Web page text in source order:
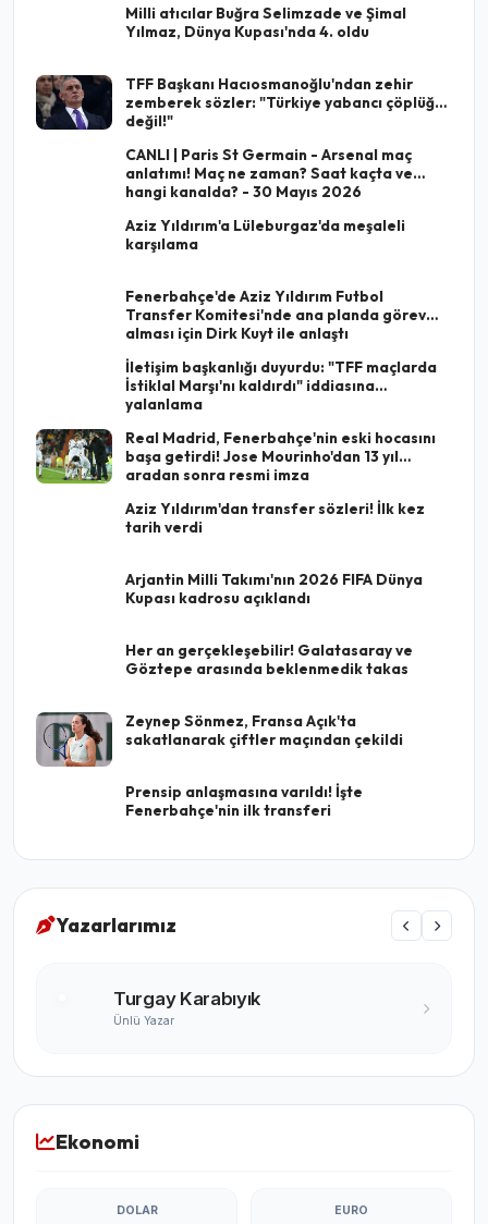
Milli atıcılar Buğra Selimzade ve Şimal
Yılmaz, Dünya Kupası'nda 4. oldu
TFF Başkanı Hacıosmanoğlu'ndan zehir
zemberek sözler: "Türkiye yabancı çöplüğü
değil!"
CANLI | Paris St Germain - Arsenal maç
anlatımı! Maç ne zaman? Saat kaçta ve
hangi kanalda? - 30 Mayıs 2026
Aziz Yıldırım'a Lüleburgaz'da meşaleli
karşılama
Fenerbahçe'de Aziz Yıldırım Futbol
Transfer Komitesi'nde ana planda görev
alması için Dirk Kuyt ile anlaştı
İletişim başkanlığı duyurdu: "TFF maçlarda
İstiklal Marşı'nı kaldırdı" iddiasına
yalanlama
Real Madrid, Fenerbahçe'nin eski hocasını
başa getirdi! Jose Mourinho'dan 13 yıl
aradan sonra resmi imza
Aziz Yıldırım'dan transfer sözleri! İlk kez
tarih verdi
Arjantin Milli Takımı'nın 2026 FIFA Dünya
Kupası kadrosu açıklandı
Her an gerçekleşebilir! Galatasaray ve
Göztepe arasında beklenmedik takas
Zeynep Sönmez, Fransa Açık'ta
sakatlanarak çiftler maçından çekildi
Prensip anlaşmasına varıldı! İşte
Fenerbahçe'nin ilk transferi
Yazarlarımız
Turgay Karabıyık
Ünlü Yazar
Ekonomi
DOLAR EURO